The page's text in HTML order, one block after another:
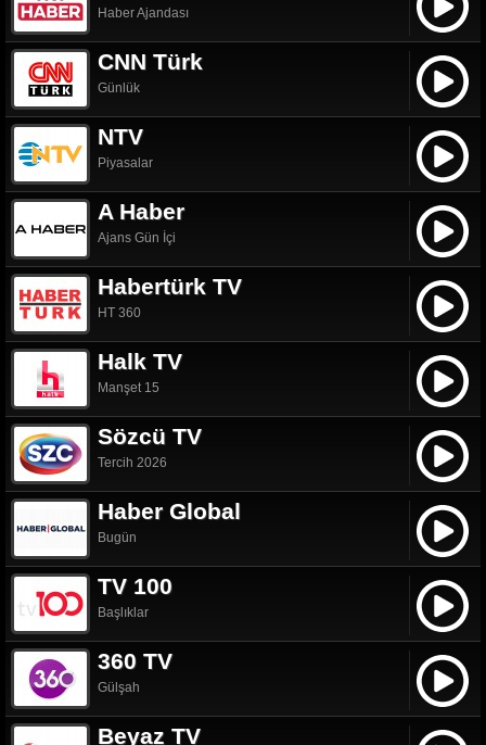
Haber Ajandası
CNN Türk
Günlük
NTV
Piyasalar
A Haber
Ajans Gün İçi
Habertürk TV
HT 360
Halk TV
Manşet 15
Sözcü TV
Tercih 2026
Haber Global
Bugün
TV 100
Başlıklar
360 TV
Gülşah
Beyaz TV